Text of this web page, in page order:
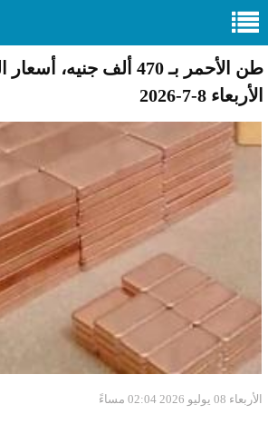
طن الأحمر بـ 470 ألف
الأربعاء 8-7-2026
الأربعاء 08 يوليو 2026 02:04 مساءً